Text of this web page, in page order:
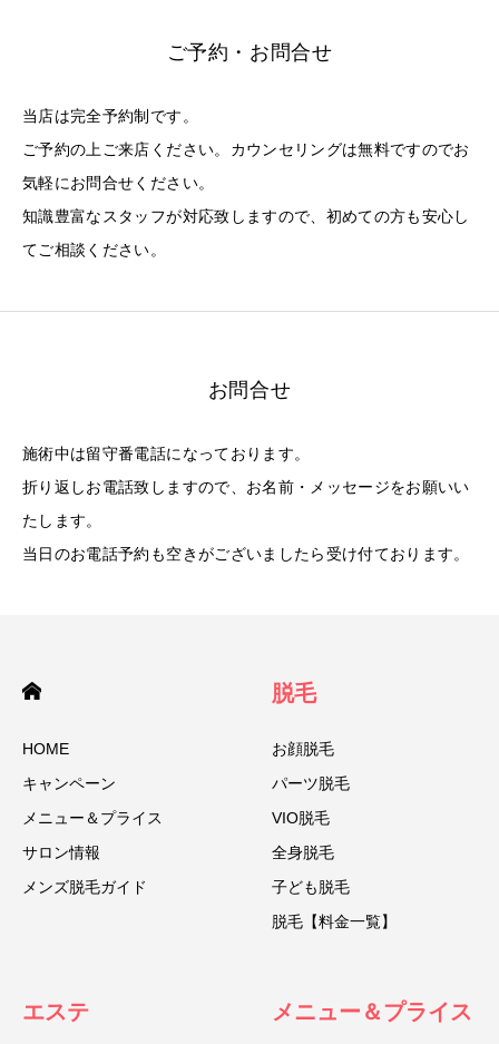
ご予約・お問合せ
当店は完全予約制です。
ご予約の上ご来店ください。カウンセリングは無料ですのでお
気軽にお問合せください。
知識豊富なスタッフが対応致しますので、初めての方も安心し
てご相談ください。
お問合せ
施術中は留守番電話になっております。
折り返しお電話致しますので、お名前・メッセージをお願いい
たします。
当日のお電話予約も空きがございましたら受け付ております。
HOME
キャンペーン
メニュー＆プライス
サロン情報
メンズ脱毛ガイド
脱毛
お顔脱毛
パーツ脱毛
VIO脱毛
全身脱毛
子ども脱毛
脱毛【料金一覧】
エステ メニュー＆プライス